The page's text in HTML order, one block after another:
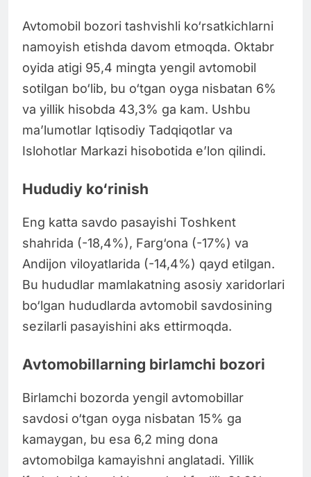
Avtomobil bozori tashvishli ko‘rsatkichlarni
namoyish etishda davom etmoqda. Oktabr
oyida atigi 95,4 mingta yengil avtomobil
sotilgan bo‘lib, bu o‘tgan oyga nisbatan 6%
va yillik hisobda 43,3% ga kam. Ushbu
ma’lumotlar Iqtisodiy Tadqiqotlar va
Islohotlar Markazi hisobotida e’lon qilindi.
Hududiy ko‘rinish
Eng katta savdo pasayishi Toshkent
shahrida (-18,4%), Farg‘ona (-17%) va
Andijon viloyatlarida (-14,4%) qayd etilgan.
Bu hududlar mamlakatning asosiy xaridorlari
bo‘lgan hududlarda avtomobil savdosining
sezilarli pasayishini aks ettirmoqda.
Avtomobillarning birlamchi bozori
Birlamchi bozorda yengil avtomobillar
savdosi o‘tgan oyga nisbatan 15% ga
kamaygan, bu esa 6,2 ming dona
avtomobilga kamayishni anglatadi. Yillik